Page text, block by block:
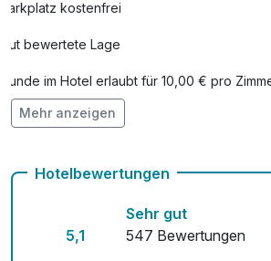
Parkplatz kostenfrei
Gut bewertete Lage
Hunde im Hotel erlaubt für 10,00 € pro
Check-out bis 12 Uhr
Mit Hotelbar
Mehr anzeigen
Hotelbewertungen
5,1
Sehr gut
547 Bewertungen